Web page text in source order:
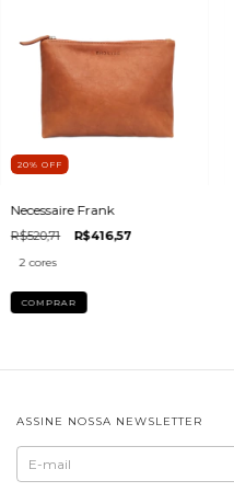
20% OFF
Necessaire Frank
R$520,71 R$416,57
2 cores
COMPRAR
ASSINE NOSSA NEWSLETTER